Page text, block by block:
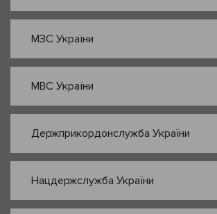
МЗС України
МВС України
Держприкордонслужба України
Нацдержслужба України